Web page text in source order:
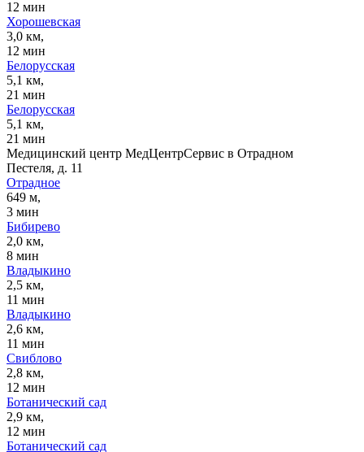
12 мин
Хорошевская
3,0 км,
12 мин
Белорусская
5,1 км,
21 мин
Белорусская
5,1 км,
21 мин
Медицинский центр МедЦентрСервис в Отрадном
Пестеля, д. 11
Отрадное
649 м,
3 мин
Бибирево
2,0 км,
8 мин
Владыкино
2,5 км,
11 мин
Владыкино
2,6 км,
11 мин
Свиблово
2,8 км,
12 мин
Ботанический сад
2,9 км,
12 мин
Ботанический сад